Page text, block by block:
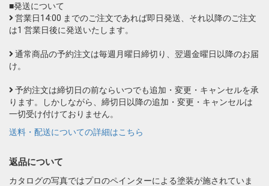
■発送について
営業日14:00 までのご注文であれば即日発送、それ以降のご注文
は1 営業日後に発送いたします。
通常商品の予約注文は毎週月曜日締切り、翌週金曜日以降のお届
け。
予約注文は締切日の前ならいつでも追加・変更・キャンセルを承
ります。しかしながら、締切日以降の追加・変更・キャンセルは
一切受け付けておりません。
送料・配送についての詳細はこちら
返品について
カタログの写真ではプロのペインターによる塗装が施されていま